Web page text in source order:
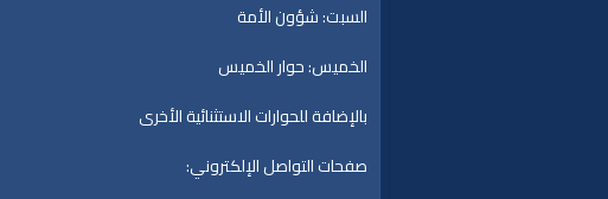
السبت: شؤون الأمة
الخميس: حوار الخميس
بالإضافة للحوارات الاستثنائية الأخرى
صفحات التواصل الإلكتروني: